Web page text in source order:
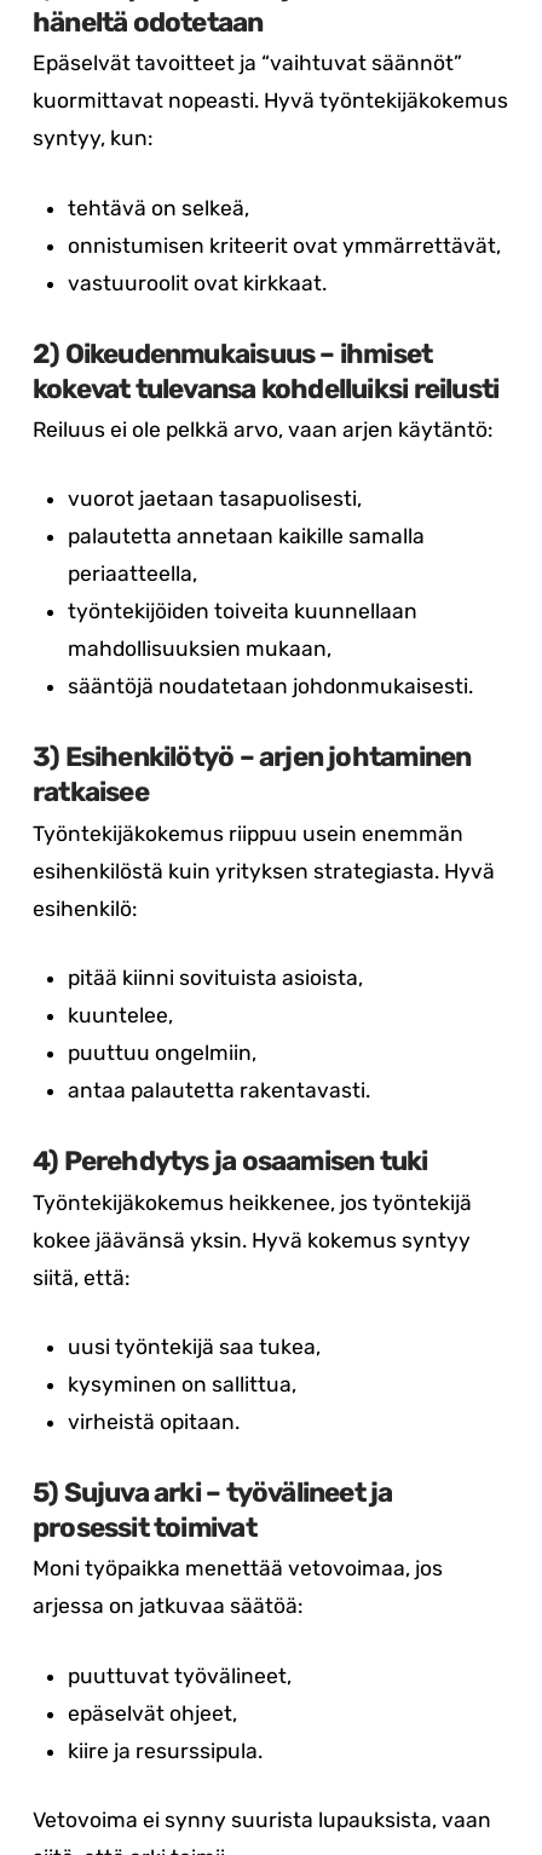
häneltä odotetaan
Epäselvät tavoitteet ja “vaihtuvat säännöt”
kuormittavat nopeasti. Hyvä työntekijäkokemus
syntyy, kun:
tehtävä on selkeä,
onnistumisen kriteerit ovat ymmärrettävät,
vastuuroolit ovat kirkkaat.
2) Oikeudenmukaisuus – ihmiset
kokevat tulevansa kohdelluiksi reilusti
Reiluus ei ole pelkkä arvo, vaan arjen käytäntö:
vuorot jaetaan tasapuolisesti,
palautetta annetaan kaikille samalla
periaatteella,
työntekijöiden toiveita kuunnellaan
mahdollisuuksien mukaan,
sääntöjä noudatetaan johdonmukaisesti.
3) Esihenkilötyö – arjen johtaminen
ratkaisee
Työntekijäkokemus riippuu usein enemmän
esihenkilöstä kuin yrityksen strategiasta. Hyvä
esihenkilö:
pitää kiinni sovituista asioista,
kuuntelee,
puuttuu ongelmiin,
antaa palautetta rakentavasti.
4) Perehdytys ja osaamisen tuki
Työntekijäkokemus heikkenee, jos työntekijä
kokee jäävänsä yksin. Hyvä kokemus syntyy
siitä, että:
uusi työntekijä saa tukea,
kysyminen on sallittua,
virheistä opitaan.
5) Sujuva arki – työvälineet ja
prosessit toimivat
Moni työpaikka menettää vetovoimaa, jos
arjessa on jatkuvaa säätöä:
puuttuvat työvälineet,
epäselvät ohjeet,
kiire ja resurssipula.
Vetovoima ei synny suurista lupauksista, vaan